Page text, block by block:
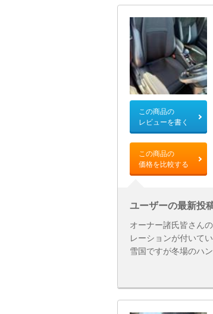
この商品の
レビューを書く
この商品の
価格を比較する
ユーザーの最新投
オーナー諸氏皆さん
レーションが付いて
雪国ですが冬場のハ